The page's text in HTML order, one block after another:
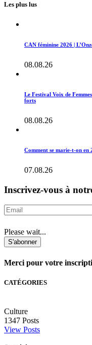
Les plus lus
CAN féminine 2026 |
08.08.26
Le Festival Voix de
forts
08.08.26
Comment se marie-t-on en
07.08.26
Inscrivez-vous à
Please wait...
S'abonner
Merci pour votre
CATÉGORIES
Culture
1347 Posts
View Posts